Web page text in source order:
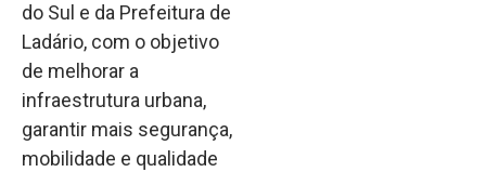
do Sul e da Prefeitura de
Ladário, com o objetivo
de melhorar a
infraestrutura urbana,
garantir mais segurança,
mobilidade e qualidade